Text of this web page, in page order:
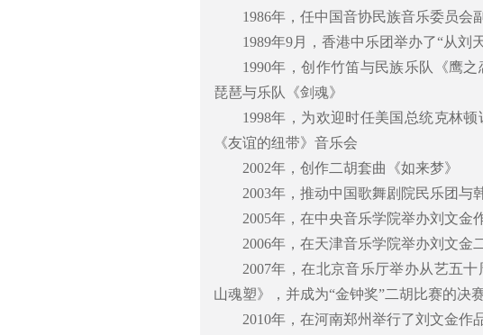
1986年，任中国音协民族音乐委员会
1989年9月，香港中乐团举办了“从刘
1990年，创作竹笛与民族乐队《鹰
琵琶与乐队《剑魂》
1998年，为欢迎时任美国总统克林
《友谊的纽带》音乐会
2002年，创作二胡套曲《如来梦》
2003年，推动中国歌舞剧院民乐团与
2005年，在中央音乐学院举办刘文金
2006年，在天津音乐学院举办刘文金
2007年，在北京音乐厅举办从艺五
山魂塑》，并成为“金钟奖”二胡比赛的决
2010年，在河南郑州举行了刘文金作